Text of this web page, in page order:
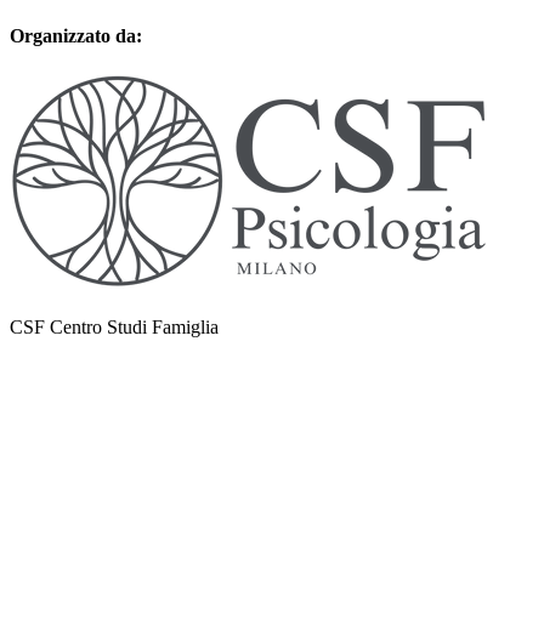
Organizzato da:
CSF Centro Studi Famiglia